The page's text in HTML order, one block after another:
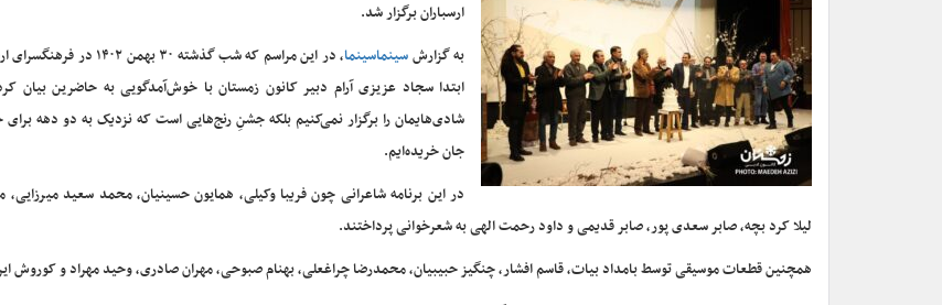
ارسباران برگزار شد.
به گزارشسینماسینما
، در این مراسم که شب گذشته ۳۰
ابتدا سجاد عزیزی آرام دبیر کانون زمستان با خوش‌آمدگویی به حاضرین بیان
شادی‌هایمان را برگزار نمی‌کنیم بلکه جشنِ رنج‌هایی است که نزدیک به دو دهه برای
جان خریده‌ایم.
در این برنامه شاعرانی چون فریبا وکیلی، همایون حسینیان، محمد سعید میرزایی،
لیلا کرد بچه، صابر سعدی پور، صابر قدیمی و داود رحمت الهی به شعرخوانی پرداختند.
همچنین قطعات موسیقی توسط بامداد بیات، قاسم افشار، چنگیز حبیبیان، محمدرضا چراغعلی، بهنام صبوحی، مهران صادری، وحید مهراد و کوروش